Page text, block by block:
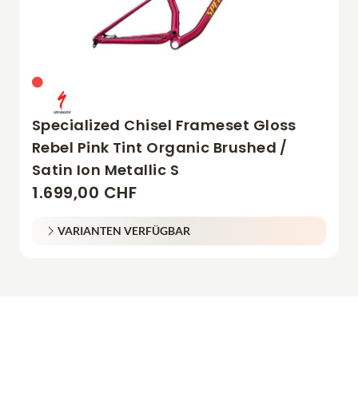
Specialized Chisel Frameset Gloss
Rebel Pink Tint Organic Brushed /
Satin Ion Metallic S
1.699,00 CHF
VARIANTEN VERFÜGBAR